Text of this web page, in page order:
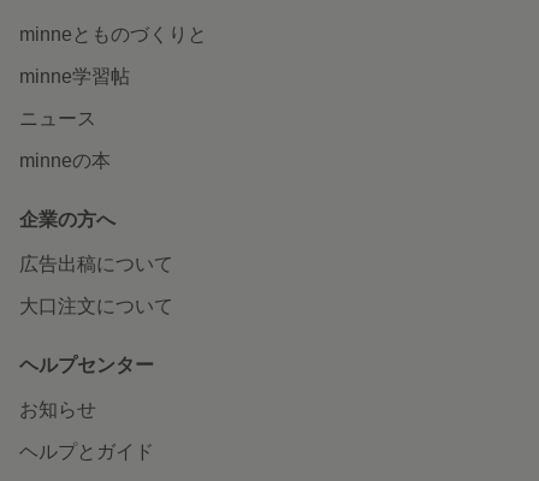
minneとものづくりと
minne学習帖
ニュース
minneの本
企業の方へ
広告出稿について
大口注文について
ヘルプセンター
お知らせ
ヘルプとガイド